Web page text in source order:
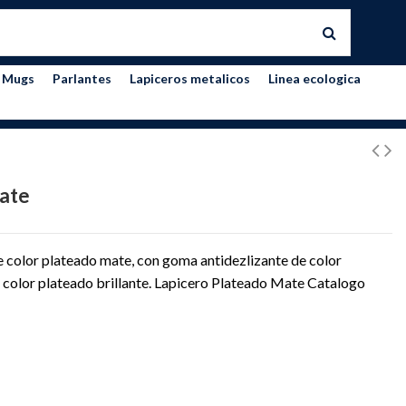
Mugs Parlantes Lapiceros metalicos Linea ecologica
plateado mate, con goma antidezlizante de color
color plateado brillante. Lapicero Plateado Mate Catalogo